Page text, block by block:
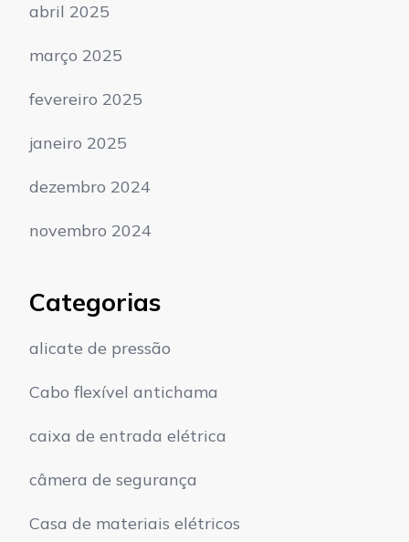
abril 2025
março 2025
fevereiro 2025
janeiro 2025
dezembro 2024
novembro 2024
Categorias
alicate de pressão
Cabo flexível antichama
caixa de entrada elétrica
câmera de segurança
Casa de materiais elétricos